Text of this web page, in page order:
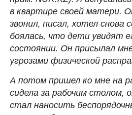
в квартире своей матери.
звонил, писал, хотел снова
боялась, что дети увидят
состоянии. Он присылал
угрозами физической
А потом пришел ко мне на
сидела за рабочим столом,
стал наносить